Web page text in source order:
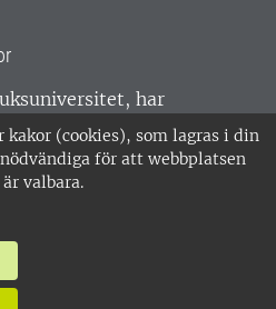
kakor (cookies), som lagras i din
för att webbplatsen
valbara.
har
Sverige. Huvudorter är
Umeå.SLU är
14001. •
202100-2817 •
av